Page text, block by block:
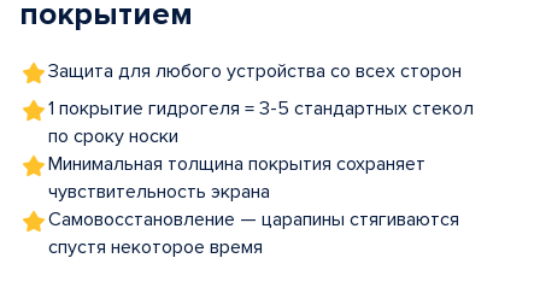
покрытием
Защита для любого устройства со всех сторон
1 покрытие гидрогеля = 3-5 стандартных стекол
по сроку носки
Минимальная толщина покрытия сохраняет
чувствительность экрана
Самовосстановление — царапины стягиваются
спустя некоторое время